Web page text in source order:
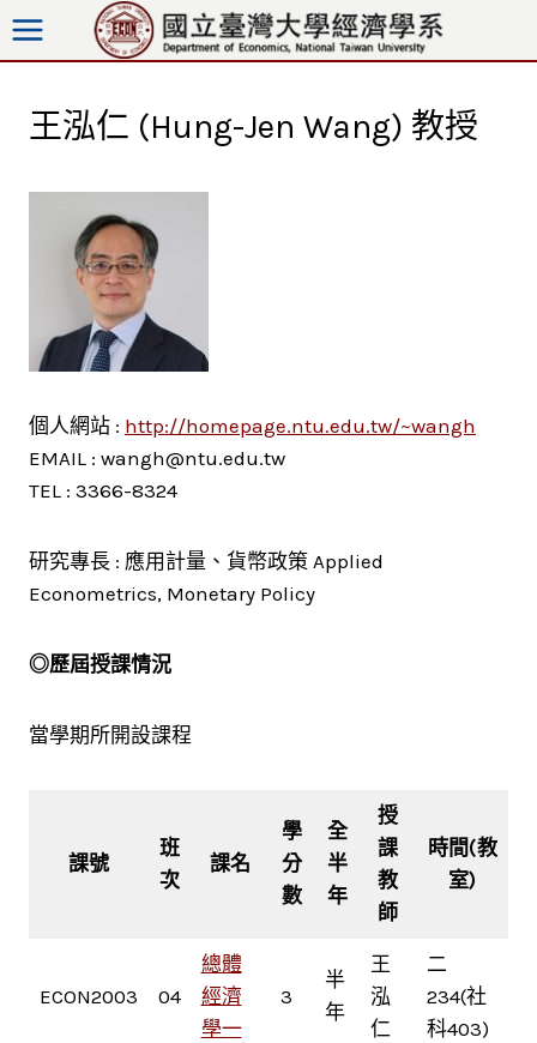
跳
至
王泓仁 (Hung-Jen Wang) 教授
個人網站 : http://homepage.ntu.edu.tw/~wangh
EMAIL : wangh@ntu.edu.tw
TEL : 3366-8324
研究專長 : 應用計量、貨幣政策 Applied
Econometrics, Monetary Policy
◎歷屆授課情況
當學期所開設課程
課號
班
次
課名
學
分
數
全
半
年
授
課
教
師
時間(教
室)
ECON2003 04
總體
經濟
學一
3
半
年
王
泓
仁
二
234(社
科403)